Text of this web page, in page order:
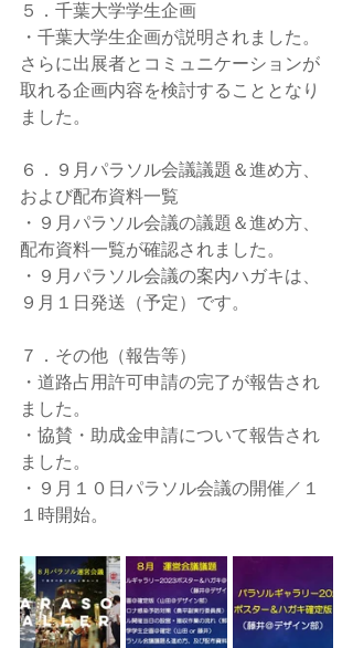
５．千葉大学学生企画
・千葉大学生企画が説明されました。
さらに出展者とコミュニケーションが
取れる企画内容を検討することとなり
ました。
６．９月パラソル会議議題＆進め方、
および配布資料一覧
・９月パラソル会議の議題＆進め方、
配布資料一覧が確認されました。
・９月パラソル会議の案内ハガキは、
９月１日発送（予定）です。
７．その他（報告等）
・道路占用許可申請の完了が報告され
ました。
・協賛・助成金申請について報告され
ました。
・９月１０日パラソル会議の開催／１
１時開始。